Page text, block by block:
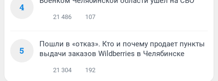
4
21 486 107
5
Пошли в «отказ». Кто и почему продает пункты
выдачи заказов Wildberries в Челябинске
21 304 192